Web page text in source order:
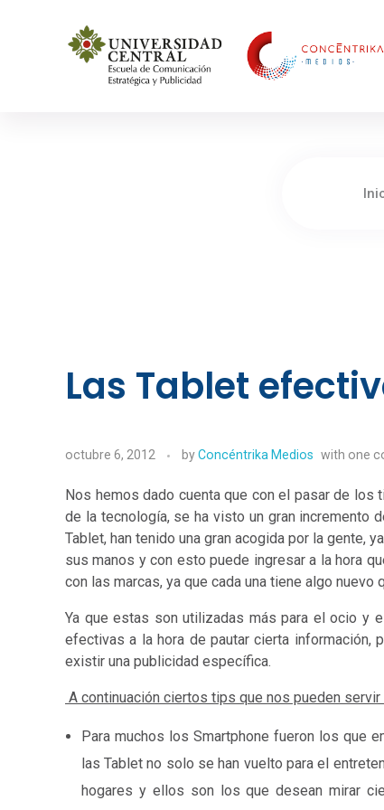
Las Tablet
octubre 6, 2012 byConcéntrika Medios with one
Nos hemos dado cuenta que con el pasar de
de la tecnología, se ha visto un gran incremento
Tablet, han tenido una gran acogida por la gente,
sus manos y con esto puede ingresar a la hora
con las marcas, ya que cada una tiene algo
Ya que estas son utilizadas más para el ocio y
efectivas a la hora de pautar cierta información,
existir una publicidad específica.
A continuación ciertos tips que nos pueden servir
Para muchos los Smartphone fueron los que
las Tablet no solo se han vuelto para el
hogares y ellos son los que desean mirar